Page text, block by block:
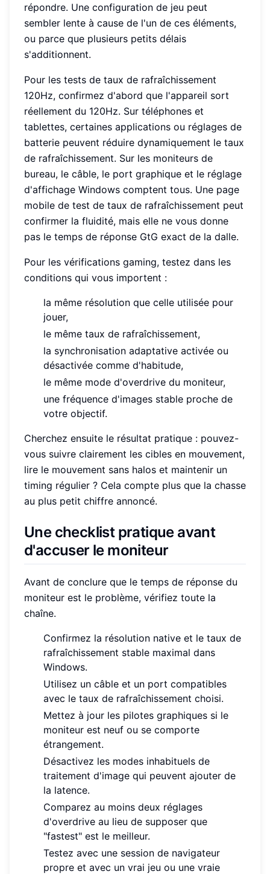
répondre. Une configuration de jeu peut
sembler lente à cause de l'un de ces éléments,
ou parce que plusieurs petits délais
s'additionnent.
Pour les tests de taux de rafraîchissement
120Hz, confirmez d'abord que l'appareil sort
réellement du 120Hz. Sur téléphones et
tablettes, certaines applications ou réglages de
batterie peuvent réduire dynamiquement le taux
de rafraîchissement. Sur les moniteurs de
bureau, le câble, le port graphique et le réglage
d'affichage Windows comptent tous. Une page
mobile de test de taux de rafraîchissement peut
confirmer la fluidité, mais elle ne vous donne
pas le temps de réponse GtG exact de la dalle.
Pour les vérifications gaming, testez dans les
conditions qui vous importent :
la même résolution que celle utilisée pour
jouer,
le même taux de rafraîchissement,
la synchronisation adaptative activée ou
désactivée comme d'habitude,
le même mode d'overdrive du moniteur,
une fréquence d'images stable proche de
votre objectif.
Cherchez ensuite le résultat pratique : pouvez-
vous suivre clairement les cibles en mouvement,
lire le mouvement sans halos et maintenir un
timing régulier ? Cela compte plus que la chasse
au plus petit chiffre annoncé.
Une checklist pratique avant
d'accuser le moniteur
Avant de conclure que le temps de réponse du
moniteur est le problème, vérifiez toute la
chaîne.
Confirmez la résolution native et le taux de
rafraîchissement stable maximal dans
Windows.
Utilisez un câble et un port compatibles
avec le taux de rafraîchissement choisi.
Mettez à jour les pilotes graphiques si le
moniteur est neuf ou se comporte
étrangement.
Désactivez les modes inhabituels de
traitement d'image qui peuvent ajouter de
la latence.
Comparez au moins deux réglages
d'overdrive au lieu de supposer que
"fastest" est le meilleur.
Testez avec une session de navigateur
propre et avec un vrai jeu ou une vraie